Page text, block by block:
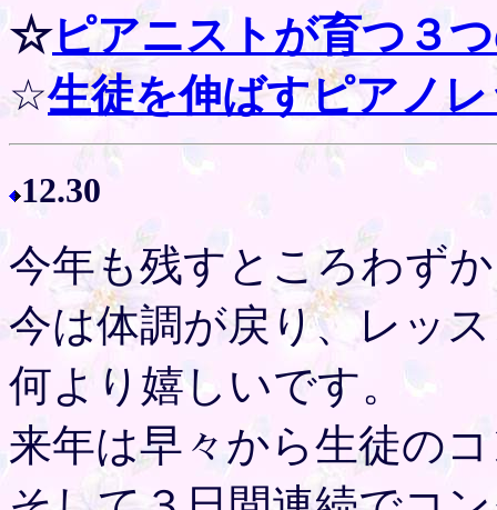
☆ピアニストが育つ３
☆生徒を伸ばすピアノ
12.30
今年も残すところわず
今は体調が戻り、レッ
何より嬉しいです。
来年は早々から生徒の